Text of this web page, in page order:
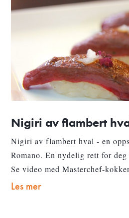
Nigiri av flambert
Nigiri av flambert hval - en
Romano. En nydelig rett for deg
Se video med Masterchef-
Les mer